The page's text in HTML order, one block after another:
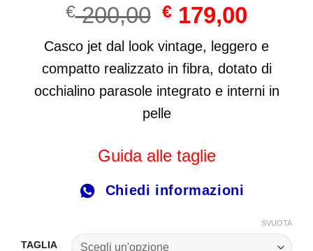
€200,00 Il
prezzo
originale
era:
€ 200,00.
€ 179,00
attuale
è:
€
Casco jet dal look vintage, leggero e
compatto realizzato in fibra, dotato di
occhialino parasole integrato e interni in
pelle
Guida alle taglie
Chiedi informazioni
TAGLIA
SVUOTA